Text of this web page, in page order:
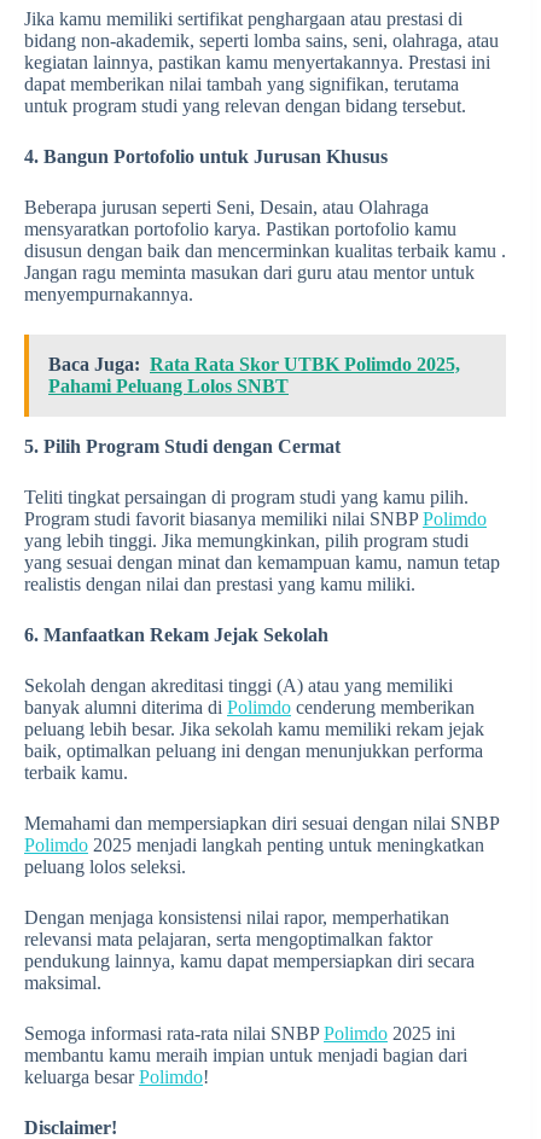
Jika kamu memiliki sertifikat penghargaan atau prestasi di
bidang non-akademik, seperti lomba sains, seni, olahraga, atau
kegiatan lainnya, pastikan kamu menyertakannya. Prestasi ini
dapat memberikan nilai tambah yang signifikan, terutama
untuk program studi yang relevan dengan bidang tersebut.
4. Bangun Portofolio untuk Jurusan Khusus
Beberapa jurusan seperti Seni, Desain, atau Olahraga
mensyaratkan portofolio karya. Pastikan portofolio kamu
disusun dengan baik dan mencerminkan kualitas terbaik kamu .
Jangan ragu meminta masukan dari guru atau mentor untuk
menyempurnakannya.
Baca Juga: Rata Rata Skor UTBK Polimdo 2025,
Pahami Peluang Lolos SNBT
5. Pilih Program Studi dengan Cermat
Teliti tingkat persaingan di program studi yang kamu pilih.
Program studi favorit biasanya memiliki nilai SNBPPolimdo
yang lebih tinggi. Jika memungkinkan, pilih program studi
yang sesuai dengan minat dan kemampuan kamu, namun tetap
realistis dengan nilai dan prestasi yang kamu miliki.
6. Manfaatkan Rekam Jejak Sekolah
Sekolah dengan akreditasi tinggi (A) atau yang memiliki
banyak alumni diterima di Polimdo cenderung memberikan
peluang lebih besar. Jika sekolah kamu memiliki rekam jejak
baik, optimalkan peluang ini dengan menunjukkan performa
terbaik kamu.
Memahami dan mempersiapkan diri sesuai dengan nilai SNBP
Polimdo 2025 menjadi langkah penting untuk meningkatkan
peluang lolos seleksi.
Dengan menjaga konsistensi nilai rapor, memperhatikan
relevansi mata pelajaran, serta mengoptimalkan faktor
pendukung lainnya, kamu dapat mempersiapkan diri secara
maksimal.
Semoga informasi rata-rata nilai SNBPPolimdo 2025 ini
membantu kamu meraih impian untuk menjadi bagian dari
keluarga besarPolimdo!
Disclaimer!